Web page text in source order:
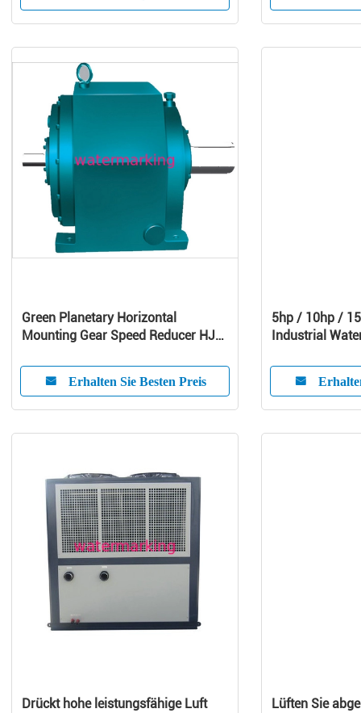
Green Planetary Horizontal
Mounting Gear Speed Reducer HJW
Erhalten Sie Besten Preis
5hp / 10hp /
Industrial
Drückt hohe leistungsfähige Luft
Lüften Sie